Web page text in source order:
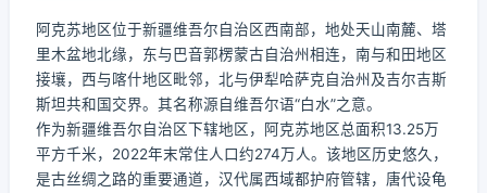
阿克苏地区位于新疆维吾尔自治区西南部，地处天山南麓、塔
里木盆地北缘，东与巴音郭楞蒙古自治州相连，南与和田地区
接壤，西与喀什地区毗邻，北与伊犁哈萨克自治州及吉尔吉斯
斯坦共和国交界。其名称源自维吾尔语“白水”之意。
作为新疆维吾尔自治区下辖地区，阿克苏地区总面积13.25万
平方千米，2022年末常住人口约274万人。该地区历史悠久，
是古丝绸之路的重要通道，汉代属西域都护府管辖，唐代设龟